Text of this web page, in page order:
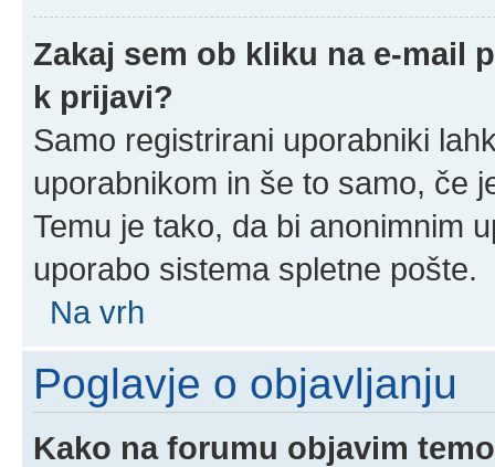
Zakaj sem ob kliku na e-mail
k prijavi?
Samo registrirani uporabniki
uporabnikom in še to samo, če
Temu je tako, da bi anonimnim
uporabo sistema spletne pošte.
Na vrh
Poglavje o objavljanju
Kako na forumu objavim